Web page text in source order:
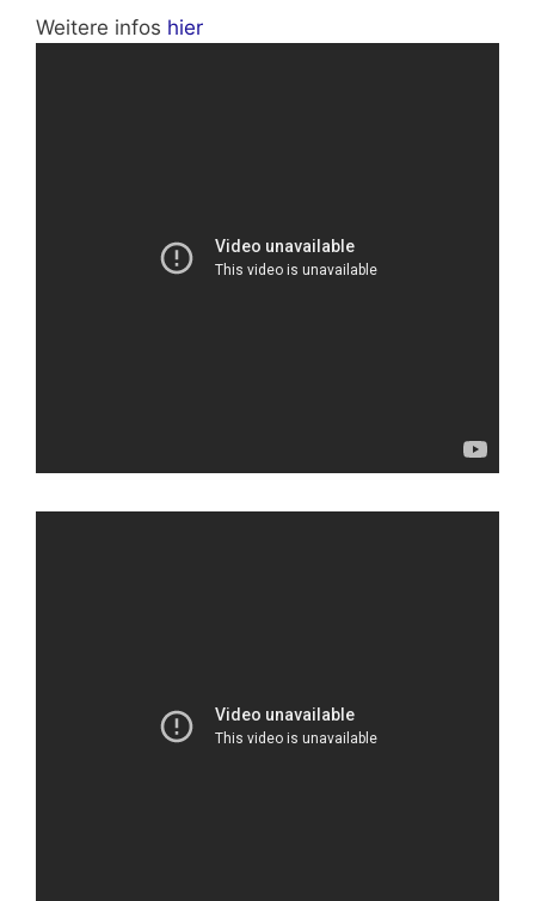
Weitere infos hier